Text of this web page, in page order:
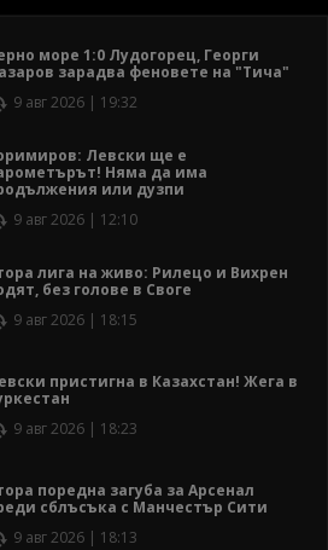
море 1:0 Лудогорец, Георги
зарадва феновете на "Тича"
9 авг 2026 | 19:32
Левски ще е
Няма да има
или дузпи
9 авг 2026 | 12:10
лига на живо: Рилецо и Вихрен
без голове в Своге
9 авг 2026 | 18:15
пристигна в Казахстан! Жега в
9 авг 2026 | 18:23
поредна загуба за Арсенал
сблъсъка с Манчестър Сити
9 авг 2026 | 18:13